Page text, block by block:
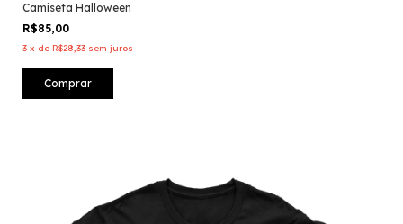
Camiseta Halloween
R$85,00
3 x de R$28,33 sem juros
Comprar